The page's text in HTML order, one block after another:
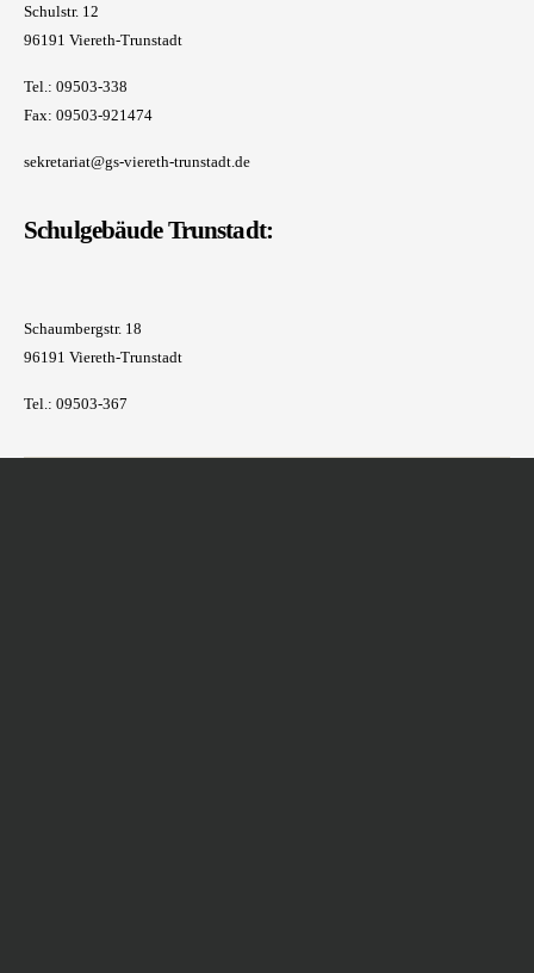
Schulstr. 12
96191 Viereth-Trunstadt
Tel.: 09503-338
Fax: 09503-921474
sekretariat@gs-viereth-trunstadt.de
Schulgebäude Trunstadt:
Schaumbergstr. 18
96191 Viereth-Trunstadt
Tel.: 09503-367